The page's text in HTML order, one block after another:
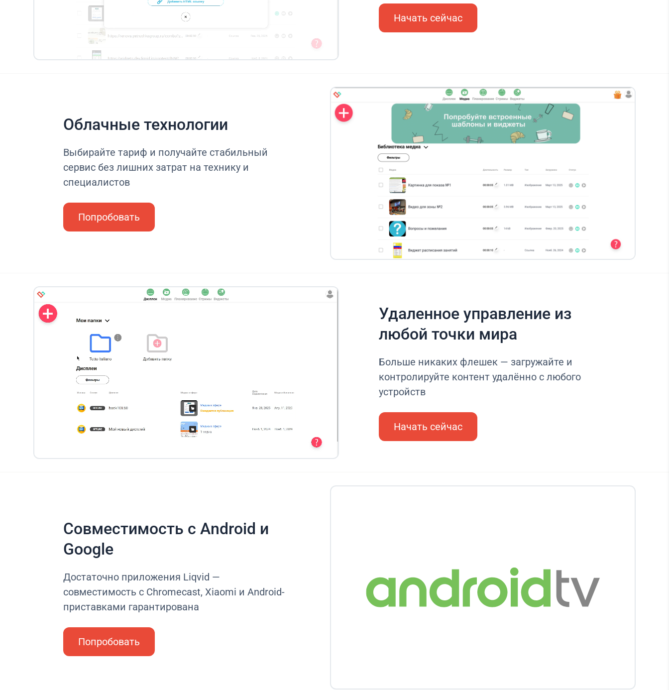
Начать сейчас
Облачные технологии
Выбирайте тариф и получайте стабильный
сервис без лишних затрат на технику и
специалистов
Попробовать
Удаленное управление из
любой точки мира
Больше никаких флешек — загружайте и
контролируйте контент удалённо с любого
устройств
Начать сейчас
Совместимость с Android и
Google
Достаточно приложения Liqvid —
совместимость с Chromecast, Xiaomi и Android-
приставками гарантирована
Попробовать